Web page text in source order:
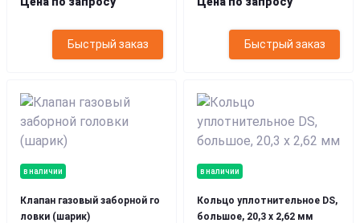
Быстрый заказ Быстрый заказ
в наличии
Клапан газовый заборной го
ловки (шарик)
в наличии
Кольцо уплотнительное DS,
большое, 20,3 х 2,62 мм